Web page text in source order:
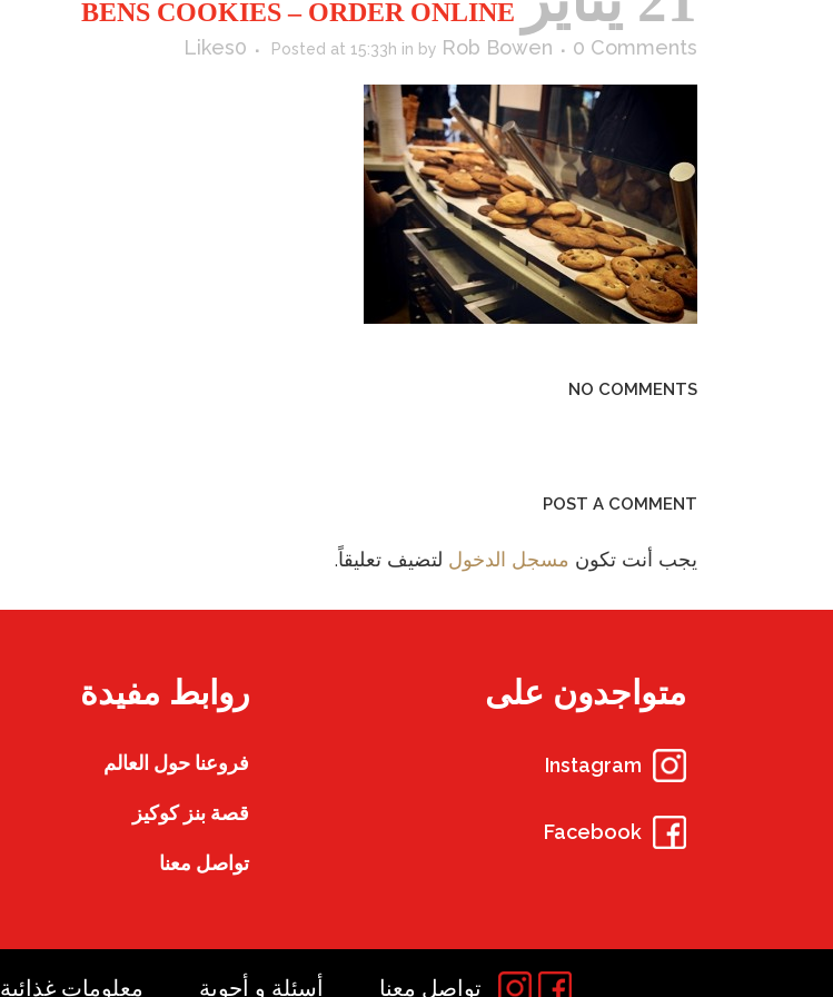
Posted at 15:33h in by Rob Bowen 0 Comments
0
Likes
NO COMMENTS
POST A COMMENT
يجب أنت تكون مسجل الدخول لتضيف تعليقاً.
روابط مفيدة
فروعنا حول العالم
قصة بنز كوكيز
تواصل معنا
متواجدون على
Instagram
Facebook
معلومات غذائية أسئلة و أجوبة تواصل معنا